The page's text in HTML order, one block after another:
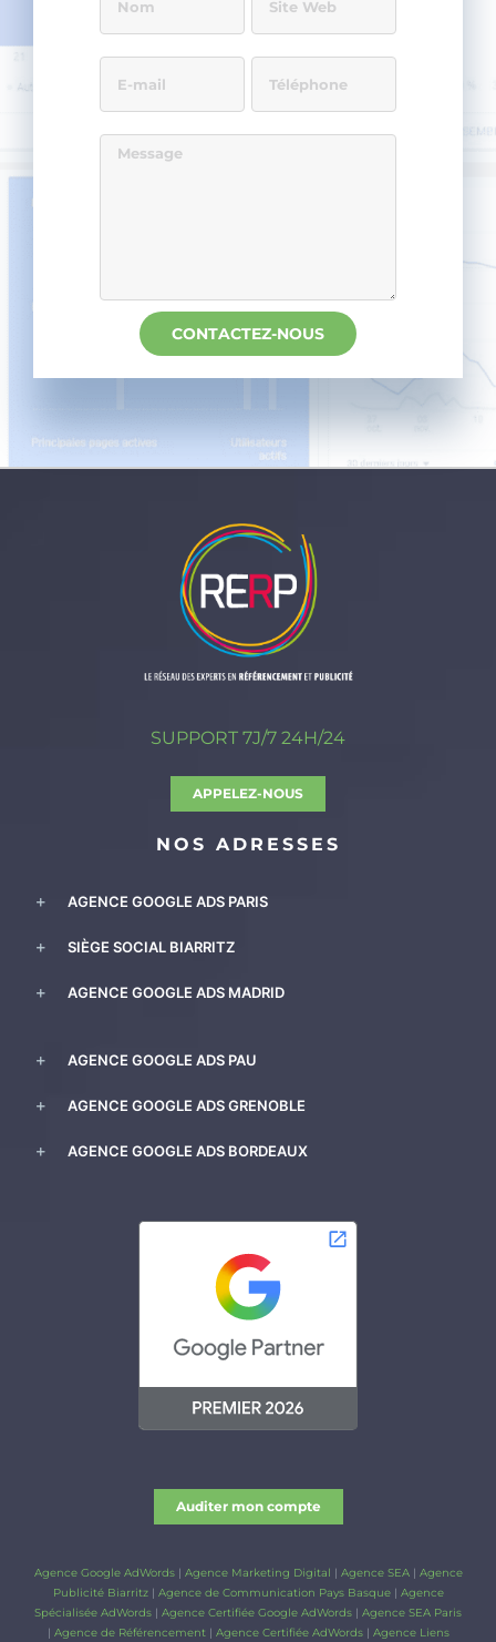
SUPPORT 7J/7 24H/24
APPELEZ-NOUS
NOS ADRESSES
AGENCE GOOGLE ADS PARIS
SIÈGE SOCIAL BIARRITZ
AGENCE GOOGLE ADS MADRID
AGENCE GOOGLE ADS PAU
AGENCE GOOGLE ADS GRENOBLE
AGENCE GOOGLE ADS BORDEAUX
Auditer mon compte
Agence Google AdWords| Agence Marketing Digital | Agence SEA| Agence
Publicité Biarritz| Agence de Communication Pays Basque| Agence
Spécialisée AdWords | Agence Certifiée Google AdWords | Agence SEA Paris
| Agence de Référencement| Agence Certifiée AdWords| Agence Liens